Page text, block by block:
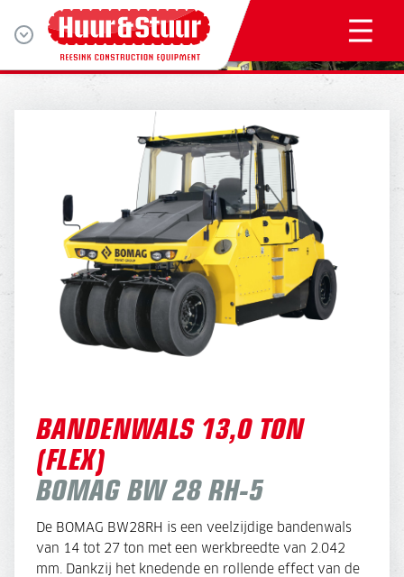
BANDENWALS 13,0 TON
(FLEX)
BOMAG BW 28 RH-5
De BOMAG BW28RH is een veelzijdige bandenwals
van 14 tot 27 ton met een werkbreedte van 2.042
mm. Dankzij het knedende en rollende effect van de